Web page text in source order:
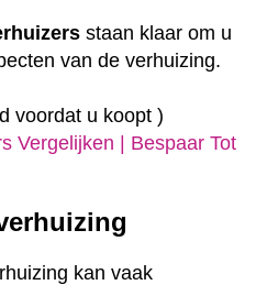
staan klaar om u
van de verhuizing.
voordat u koopt )
Vergelijken | Bespaar Tot
kan vaak